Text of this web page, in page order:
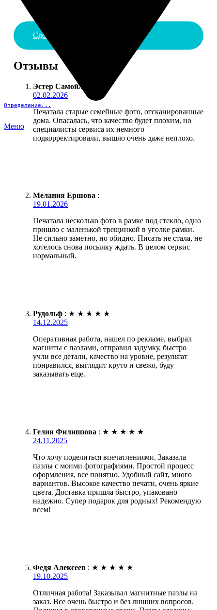
Определение...
Меню
Сделать заказ
Отзывы
Эстер Самойлова
02.02.2026
Печатала старые семейные фото, отсканированные
дома. Опасалась, что качество будет плохим, но
специалисты сервиса их немного
подкорректировали, вышло очень даже неплохо.
Мелания Ершова :
19.01.2026
Печатала несколько фото в рамке под стекло, одно
пришло с маленькой трещинкой в уголке рамки.
Не сильно заметно, но обидно. Писать не стала, не
хотелось снова посылку ждать. В целом сервис
нормальный.
Рудольф : ★ ★ ★ ★ ★
14.12.2025
Оперативная работа, нашел по рекламе, выбрал
магниты с пазлами, отправил задумку, быстро
учли все детали, качество на уровне, результат
понравился, выглядит круто и свежо, буду
заказывать еще.
Гелия Филиппова : ★ ★ ★ ★ ★
24.11.2025
Что хочу поделиться впечатлениями. Заказала
пазлы с моими фотографиями. Простой процесс
оформления, все понятно. Удобный сайт, много
вариантов. Высокое качество печати, очень яркие
цвета. Доставка пришла быстро, упаковано
надежно. Супер подарок для родных! Рекомендую
всем!
Федя Алексеев : ★ ★ ★ ★ ★
19.10.2025
Отличная работа! Заказывал магнитные пазлы на
заказ. Все очень быстро и без лишних вопросов.